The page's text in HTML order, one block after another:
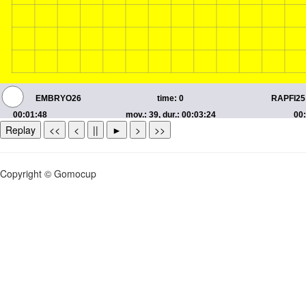
Replay << < || ► > >>
Copyright © Gomocup